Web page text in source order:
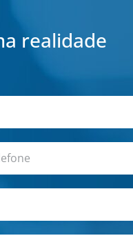
realidade